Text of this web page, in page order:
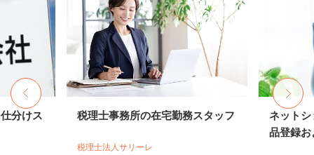
分けス 税理士事務所の在宅勤務スタッフ
税理士法人サリーレ
ネットシ
品登録お